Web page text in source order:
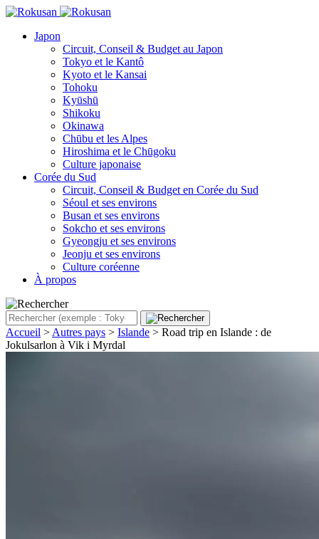
Japon
Circuit, Conseil & Budget au Japon
Tokyo et le Kantô
Kyoto et le Kansai
Tohoku
Kyūshū
Shikoku
Okinawa
Chūbu et les Alpes
Hiroshima et le Chūgoku
Culture japonaise
Corée du Sud
Circuit, Conseil & Budget en Corée du Sud
Séoul et ses environs
Busan et ses environs
Sokcho et ses environs
Gyeongju et ses environs
Jeonju et ses environs
Culture coréenne
À propos
Accueil > Autres pays > Islande > Road trip en Islande : de
Jokulsarlon à Vik i Myrdal